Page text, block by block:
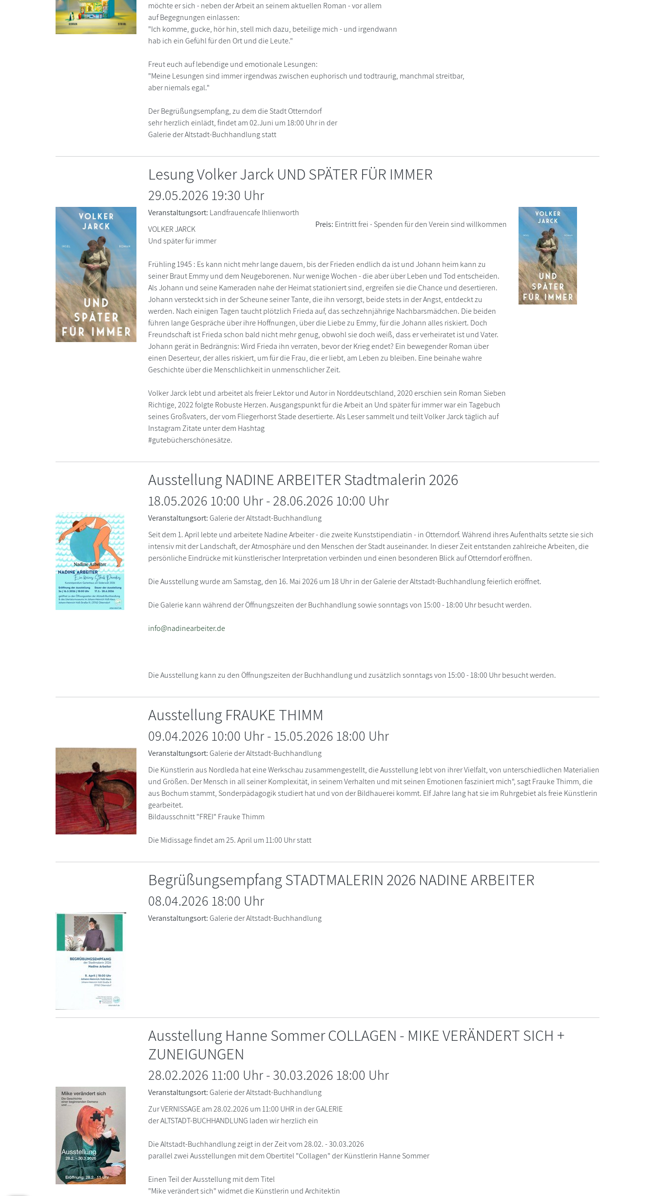
möchte er sich - neben der Arbeit an seinem aktuellen Roman - vor allem
auf Begegnungen einlassen:
"Ich komme, gucke, hör hin, stell mich dazu, beteilige mich - und irgendwann
hab ich ein Gefühl für den Ort und die Leute."
Freut euch auf lebendige und emotionale Lesungen:
"Meine Lesungen sind immer irgendwas zwischen euphorisch und todtraurig, manchmal streitbar,
aber niemals egal."
Der Begrüßungsempfang, zu dem die Stadt Otterndorf
sehr herzlich einlädt, findet am 02.Juni um 18:00 Uhr in der
Galerie der Altstadt-Buchhandlung statt
Lesung Volker Jarck UND SPÄTER FÜR IMMER
29.05.2026 19:30 Uhr
Veranstaltungsort: Landfrauencafe Ihlienworth
Preis: Eintritt frei - Spenden für den Verein sind willkommen
VOLKER JARCK
Und später für immer
Frühling 1945 : Es kann nicht mehr lange dauern, bis der Frieden endlich da ist und Johann heim kann zu
seiner Braut Emmy und dem Neugeborenen. Nur wenige Wochen - die aber über Leben und Tod entscheiden.
Als Johann und seine Kameraden nahe der Heimat stationiert sind, ergreifen sie die Chance und desertieren.
Johann versteckt sich in der Scheune seiner Tante, die ihn versorgt, beide stets in der Angst, entdeckt zu
werden. Nach einigen Tagen taucht plötzlich Frieda auf, das sechzehnjährige Nachbarsmädchen. Die beiden
führen lange Gespräche über ihre Hoffnungen, über die Liebe zu Emmy, für die Johann alles riskiert. Doch
Freundschaft ist Frieda schon bald nicht mehr genug, obwohl sie doch weiß, dass er verheiratet ist und Vater.
Johann gerät in Bedrängnis: Wird Frieda ihn verraten, bevor der Krieg endet? Ein bewegender Roman über
einen Deserteur, der alles riskiert, um für die Frau, die er liebt, am Leben zu bleiben. Eine beinahe wahre
Geschichte über die Menschlichkeit in unmenschlicher Zeit.
Volker Jarck lebt und arbeitet als freier Lektor und Autor in Norddeutschland, 2020 erschien sein Roman Sieben
Richtige, 2022 folgte Robuste Herzen. Ausgangspunkt für die Arbeit an Und später für immer war ein Tagebuch
seines Großvaters, der vom Fliegerhorst Stade desertierte. Als Leser sammelt und teilt Volker Jarck täglich auf
Instagram Zitate unter dem Hashtag
#gutebücherschönesätze.
Ausstellung NADINE ARBEITER Stadtmalerin 2026
18.05.2026 10:00 Uhr-28.06.2026 10:00 Uhr
Veranstaltungsort:Galerie der Altstadt-Buchhandlung
Seit dem 1. April lebte und arbeitete Nadine Arbeiter - die zweite Kunststipendiatin - in Otterndorf. Während ihres Aufenthalts setzte sie sich
intensiv mit der Landschaft, der Atmosphäre und den Menschen der Stadt auseinander. In dieser Zeit entstanden zahlreiche Arbeiten, die
persönliche Eindrücke mit künstlerischer Interpretation verbinden und einen besonderen Blick auf Otterndorf eröffnen.
Die Ausstellung wurde am Samstag, den 16. Mai 2026 um 18 Uhr in der Galerie der Altstadt-Buchhandlung feierlich eröffnet.
Die Galerie kann während der Öffnungszeiten der Buchhandlung sowie sonntags von 15:00 - 18:00 Uhr besucht werden.
info@nadinearbeiter.de
Die Ausstellung kann zu den Öffnungszeiten der Buchhandlung und zusätzlich sonntags von 15:00 - 18:00 Uhr besucht werden.
Ausstellung FRAUKE THIMM
09.04.2026 10:00 Uhr-15.05.2026 18:00 Uhr
Veranstaltungsort:Galerie der Altstadt-Buchhandlung
Die Künstlerin aus Nordleda hat eine Werkschau zusammengestellt, die Ausstellung lebt von ihrer Vielfalt, von unterschiedlichen Materialien
und Größen. Der Mensch in all seiner Komplexität, in seinem Verhalten und mit seinen Emotionen fasziniert mich", sagt Frauke Thimm, die
aus Bochum stammt, Sonderpädagogik studiert hat und von der Bildhauerei kommt. Elf Jahre lang hat sie im Ruhrgebiet als freie Künstlerin
gearbeitet.
Bildausschnitt "FREI" Frauke Thimm
Die Midissage findet am 25. April um 11:00 Uhr statt
Begrüßungsempfang STADTMALERIN 2026 NADINE ARBEITER
08.04.2026 18:00 Uhr
Veranstaltungsort:Galerie der Altstadt-Buchhandlung
Ausstellung Hanne Sommer COLLAGEN - MIKE VERÄNDERT SICH +
ZUNEIGUNGEN
28.02.2026 11:00 Uhr-30.03.2026 18:00 Uhr
Veranstaltungsort:Galerie der Altstadt-Buchhandlung
Zur VERNISSAGE am 28.02.2026 um 11:00 UHR in der GALERIE
der ALTSTADT-BUCHHANDLUNG laden wir herzlich ein
Die Altstadt-Buchhandlung zeigt in der Zeit vom 28.02. - 30.03.2026
parallel zwei Ausstellungen mit dem Obertitel "Collagen" der Künstlerin Hanne Sommer
Einen Teil der Ausstellung mit dem Titel
"Mike verändert sich" widmet die Künstlerin und Architektin